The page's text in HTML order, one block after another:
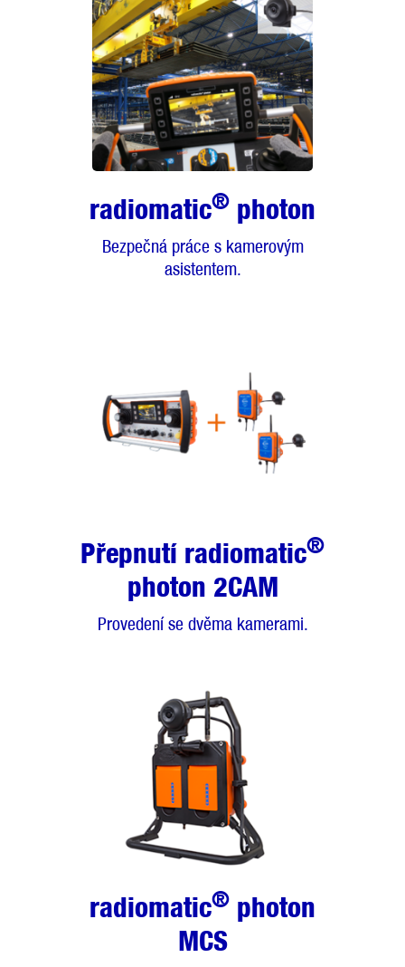
radiomatic® photon
Bezpečná práce s kamerovým
asistentem.
Přepnutí radiomatic®
photon 2CAM
Provedení se dvěma kamerami.
radiomatic® photon
MCS